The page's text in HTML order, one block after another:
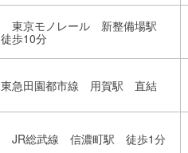
東京モノレール 新整備場駅
徒歩10分
東急田園都市線 用賀駅 直結
JR総武線 信濃町駅 徒歩1分